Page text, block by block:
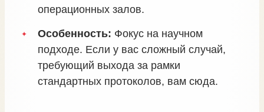
операционных залов.
Особенность: Фокус на научном
подходе. Если у вас сложный случай,
требующий выхода за рамки
стандартных протоколов, вам сюда.